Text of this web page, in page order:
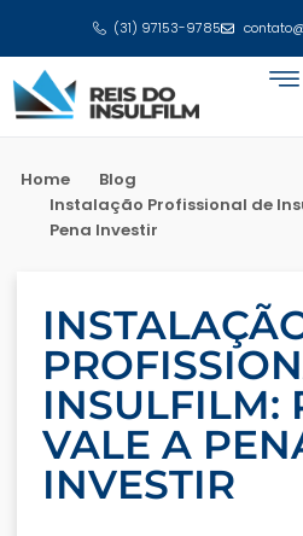
(31) 97153-9785
Home
Blog
Instalação Profissional de
Pena Investir
INSULFILM:
VALE A
INVESTIR